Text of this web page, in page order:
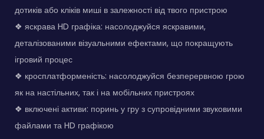
дотиків або кліків миші в залежності від твого пристрою
❖ яскрава HD графіка: насолоджуйся яскравими,
деталізованими візуальними ефектами, що покращують
ігровий процес
❖ кросплатформеність: насолоджуйся безперервною грою
як на настільних, так і на мобільних пристроях
❖ включені активи: поринь у гру з супровідними звуковими
файлами та HD графікою